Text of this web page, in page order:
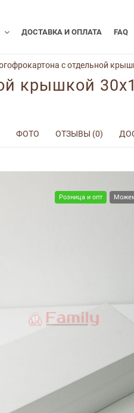
ДОСТАВКА И ОПЛАТА FAQ
с отдельной
крышкой
ФОТО ОТЗЫВЫ (0)
Розница и опт